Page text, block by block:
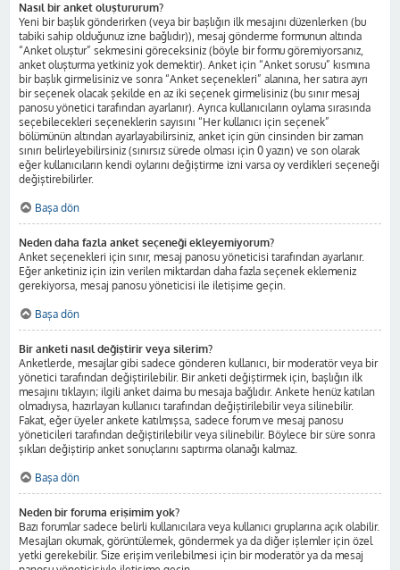
Nasıl bir anket oluştururum?
Yeni bir başlık gönderirken (veya bir başlığın ilk mesajını düzenlerken (bu
tabiki sahip olduğunuz izne bağlıdır)), mesaj gönderme formunun altında
“Anket oluştur” sekmesini göreceksiniz (böyle bir formu göremiyorsanız,
anket oluşturma yetkiniz yok demektir). Anket için “Anket sorusu” kısmına
bir başlık girmelisiniz ve sonra “Anket seçenekleri” alanına, her satıra ayrı
bir seçenek olacak şekilde en az iki seçenek girmelisiniz (bu sınır mesaj
panosu yönetici tarafından ayarlanır). Ayrıca kullanıcıların oylama sırasında
seçebilecekleri seçeneklerin sayısını “Her kullanıcı için seçenek”
bölümünün altından ayarlayabilirsiniz, anket için gün cinsinden bir zaman
sınırı belirleyebilirsiniz (sınırsız sürede olması için 0 yazın) ve son olarak
eğer kullanıcıların kendi oylarını değiştirme izni varsa oy verdikleri seçeneği
değiştirebilirler.
Başa dön
Neden daha fazla anket seçeneği ekleyemiyorum?
Anket seçenekleri için sınır, mesaj panosu yöneticisi tarafından ayarlanır.
Eğer anketiniz için izin verilen miktardan daha fazla seçenek eklemeniz
gerekiyorsa, mesaj panosu yöneticisi ile iletişime geçin.
Başa dön
Bir anketi nasıl değiştirir veya silerim?
Anketlerde, mesajlar gibi sadece gönderen kullanıcı, bir moderatör veya bir
yönetici tarafından değiştirilebilir. Bir anketi değiştirmek için, başlığın ilk
mesajını tıklayın; ilgili anket daima bu mesaja bağlıdır. Ankete henüz katılan
olmadıysa, hazırlayan kullanıcı tarafından değiştirilebilir veya silinebilir.
Fakat, eğer üyeler ankete katılmışsa, sadece forum ve mesaj panosu
yöneticileri tarafından değiştirilebilir veya silinebilir. Böylece bir süre sonra
şıkları değiştirip anket sonuçlarını saptırma olanağı kalmaz.
Başa dön
Neden bir foruma erişimim yok?
Bazı forumlar sadece belirli kullanıcılara veya kullanıcı gruplarına açık olabilir.
Mesajları okumak, görüntülemek, göndermek ya da diğer işlemler için özel
yetki gerekebilir. Size erişim verilebilmesi için bir moderatör ya da mesaj